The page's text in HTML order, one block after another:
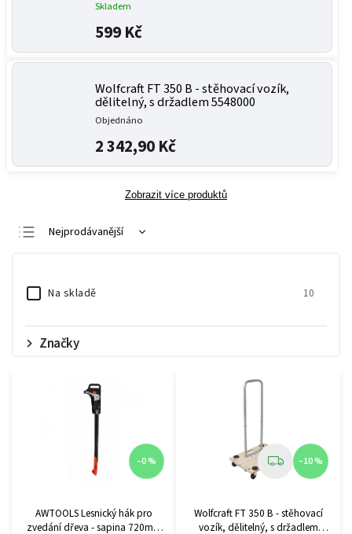
Skladem
599 Kč
Wolfcraft FT 350 B - stěhovací vozík,
dělitelný, s držadlem 5548000
Objednáno
2 342,90 Kč
Zobrazit více produktů
Nejprodávanější
Na skladě 10
Značky
–0 %
AWTOOLS Lesnický hák pro
zvedání dřeva - sapina 720mm
–10 %
Wolfcraft FT 350 B - stěhovací
vozík, dělitelný, s držadlem